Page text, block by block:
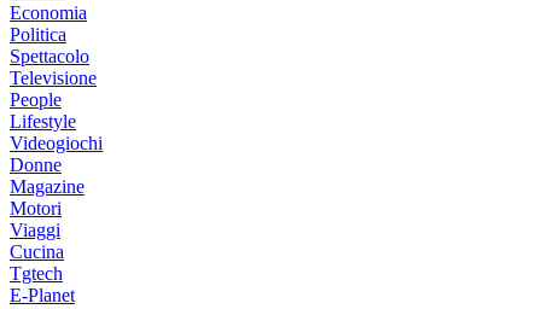
Economia
Politica
Spettacolo
Televisione
People
Lifestyle
Videogiochi
Donne
Magazine
Motori
Viaggi
Cucina
Tgtech
E-Planet